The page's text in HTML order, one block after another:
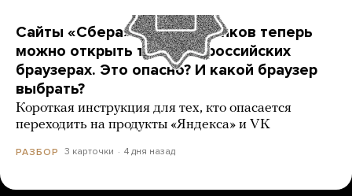
Сайты «Сбера» и других банков теперь
можно открыть только в российских
браузерах. Это опасно? И какой браузер
выбрать?
Короткая инструкция для тех, кто опасается
переходить на продукты «Яндекса» и VK
РАЗБОР 3 карточки 4 дня назад